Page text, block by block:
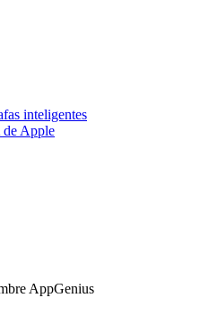
inteligentes
de Apple
AppGenius